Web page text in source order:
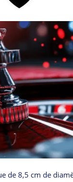
de 8,5 cm de